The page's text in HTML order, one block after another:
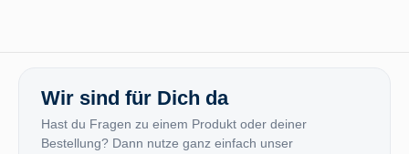
Wir sind für Dich da
Hast du Fragen zu einem Produkt oder deiner
Bestellung? Dann nutze ganz einfach unser